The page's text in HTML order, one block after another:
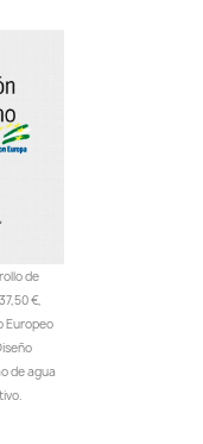
de
€,
Europeo
de agua